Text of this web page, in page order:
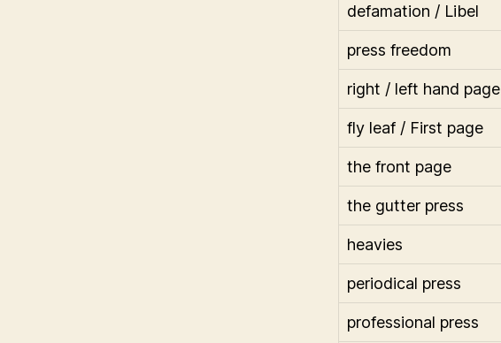
defamation / Libel
press freedom
right / left hand page
fly leaf / First page
the front page
the gutter press
heavies
periodical press
professional press